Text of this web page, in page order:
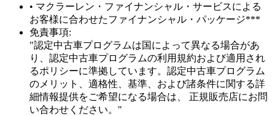
• マクラーレン・ファイナンシャル・サービスによる
お客様に合わせたファイナンシャル・パッケージ***
免責事項:
"認定中古車プログラムは国によって異なる場合があ
り、認定中古車プログラムの利用規約および適用され
るポリシーに準拠しています。認定中古車プログラム
のメリット、適格性、基準、および諸条件に関する詳
細情報提供をご希望になる場合は、 正規販売店にお問
い合わせください。"